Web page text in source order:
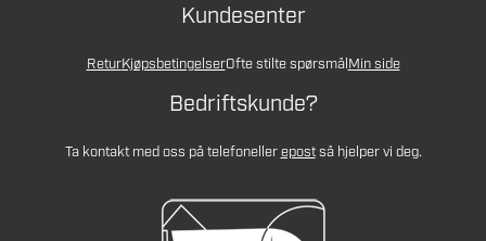
Kundesenter
ReturKjøpsbetingelserOfte stilte spørsmålMin side
Bedriftskunde?
Ta kontakt med oss på telefonellerepostså hjelper vi deg.